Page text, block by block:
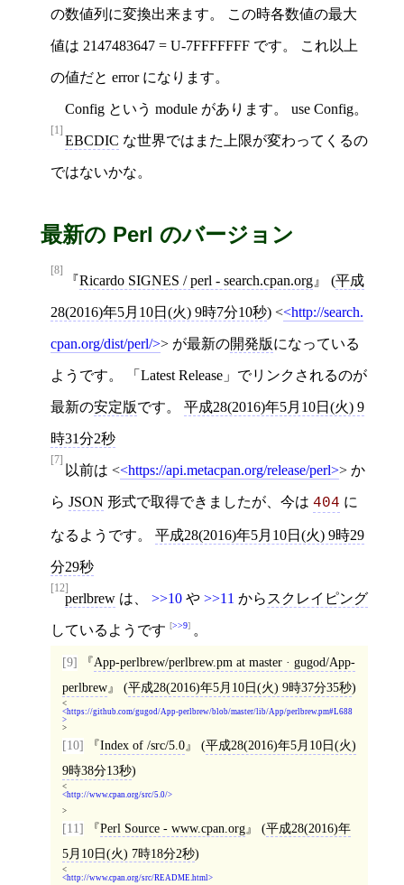
の数値列に変換出来ます。 この時各数値の最大
値は 2147483647 = U-7FFFFFFF です。 これ以上
の値だと error になります。
Config という module があります。 use Config。
[1]
EBCDIC な世界ではまた上限が変わってくるの
ではないかな。
最新の Perl のバージョン
[8]
Ricardo SIGNES / perl - search.cpan.org (平成
28(2016)年5月10日(火) 9時7分10秒) < http://search.
cpan.org/dist/perl/ > が最新の開発版になっている
ようです。 「Latest Release」でリンクされるのが
最新の安定版です。 平成28(2016)年5月10日(火) 9
時31分2秒
[7]
以前は < https://api.metacpan.org/release/perl > か
ら JSON 形式で取得できましたが、今は 404 に
なるようです。 平成28(2016)年5月10日(火) 9時29
分29秒
[12]
perlbrew は、 >>10 や >>11 から スクレイピング
しているようです >>9 。
[9]
App-perlbrew/perlbrew.pm at master · gugod/App-
perlbrew
(平成28(2016)年5月10日(火) 9時37分35秒)
<
https://github.com/gugod/App-perlbrew/blob/master/lib/App/perlbrew.pm#L688
>
[10] Index of /src/5.0 (平成28(2016)年5月10日(火)
9時38分13秒)
<
http://www.cpan.org/src/5.0/
>
[11] Perl Source - www.cpan.org (平成28(2016)年
5月10日(火) 7時18分2秒)
<
http://www.cpan.org/src/README.html